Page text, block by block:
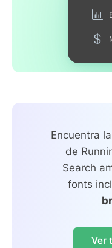
Encuentra
de
Search
fonts
Ver